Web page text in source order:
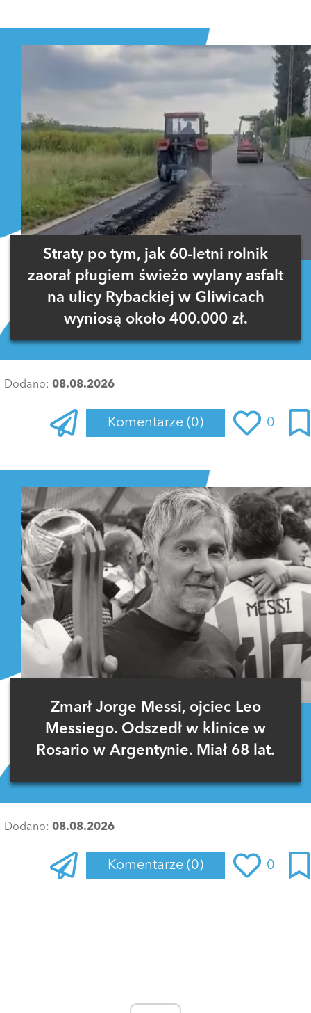
Straty po tym, jak 60-letni rolnik
zaorał pługiem świeżo wylany asfalt
na ulicy Rybackiej w Gliwicach
wyniosą około 400.000 zł.
Dodano: 08.08.2026
Komentarze (0) 0
Zmarł Jorge Messi, ojciec Leo
Messiego. Odszedł w klinice w
Rosario w Argentynie. Miał 68 lat.
Dodano: 08.08.2026
Komentarze (0) 0